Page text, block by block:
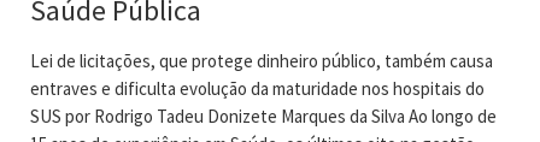
Saúde Pública
Lei de licitações, que protege dinheiro público, também causa
entraves e dificulta evolução da maturidade nos hospitais do
SUS por Rodrigo Tadeu Donizete Marques da Silva Ao longo de